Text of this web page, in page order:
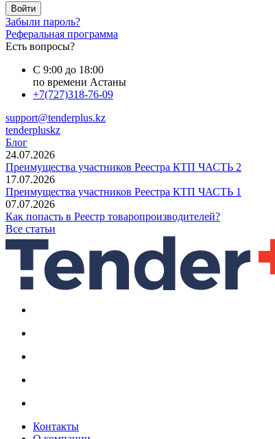
Войти
Забыли пароль?
Реферальная программа
Есть вопросы?
С 9:00 до 18:00
по времени Астаны
+7(727)318-76-09
support@tenderplus.kz
tenderpluskz
Блог
24.07.2026
Преимущества участников Реестра КТП ЧАСТЬ 2
17.07.2026
Преимущества участников Реестра КТП ЧАСТЬ 1
07.07.2026
Как попасть в Реестр товаропроизводителей?
Все статьи
Контакты